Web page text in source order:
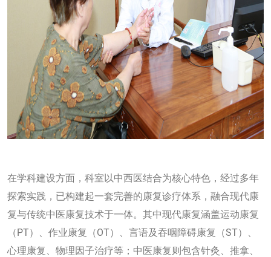
在学科建设方面，科室以中西医结合为核心特色，经过多年
探索实践，已构建起一套完善的康复诊疗体系，融合现代康
复与传统中医康复技术于一体。其中现代康复涵盖运动康复
（PT）、作业康复（OT）、言语及吞咽障碍康复（ST）、
心理康复、物理因子治疗等；中医康复则包含针灸、推拿、